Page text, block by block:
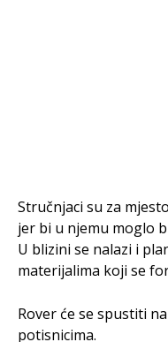
Stručnjaci su za
jer bi u njemu moglo
U blizini se nalazi i
materijalima koji se
Rover će se spustiti
potisnicima.